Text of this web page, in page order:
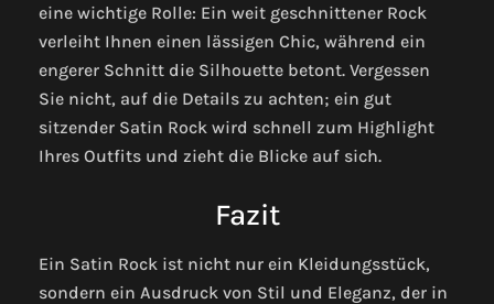
eine wichtige Rolle: Ein weit geschnittener Rock
verleiht Ihnen einen lässigen Chic, während ein
engerer Schnitt die Silhouette betont. Vergessen
Sie nicht, auf die Details zu achten; ein gut
sitzender Satin Rock wird schnell zum Highlight
Ihres Outfits und zieht die Blicke auf sich.
Fazit
Ein Satin Rock ist nicht nur ein Kleidungsstück,
sondern ein Ausdruck von Stil und Eleganz, der in